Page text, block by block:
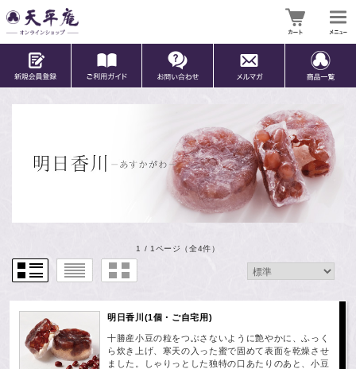
1 / 1ページ （全4件）
明日香川(1個・ご自宅用)
十勝産小豆の粒をつぶさないように艶やかに、ふっく
ら炊き上げ、寒天の入った蜜で固めて表面を乾燥させ
ました。しゃりっとした独特の口あたりのあと、小豆